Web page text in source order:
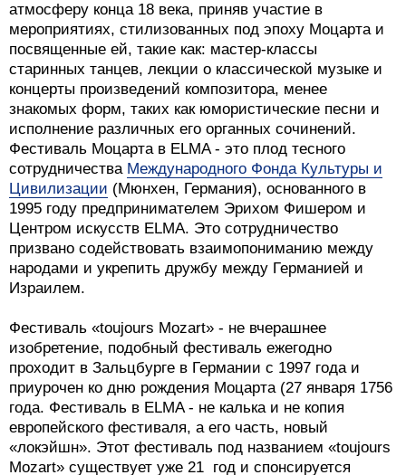
атмосферу конца 18 века, приняв участие в
мероприятиях, стилизованных под эпоху Моцарта и
посвященные ей, такие как: мастер-классы
старинных танцев, лекции о классической музыке и
концерты произведений композитора, менее
знакомых форм, таких как юмористические песни и
исполнение различных его органных сочинений.
Фестиваль Моцарта в ELMA - это плод тесного
сотрудничества Международного Фонда Культуры и
Цивилизации (Мюнхен, Германия), основанного в
1995 году предпринимателем Эрихом Фишером и
Центром искусств ELMA. Это сотрудничество
призвано содействовать взаимопониманию между
народами и укрепить дружбу между Германией и
Израилем.
Фестиваль «toujours Mozart» - не вчерашнее
изобретение, подобный фестиваль ежегодно
проходит в Зальцбурге в Германии с 1997 года и
приурочен ко дню рождения Моцарта (27 января 1756
года. Фестиваль в ELMA - не калька и не копия
европейского фестиваля, а его часть, новый
«локэйшн». Этот фестиваль под названием «toujours
Mozart» существует уже 21 год и спонсируется